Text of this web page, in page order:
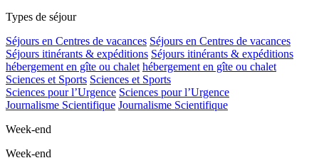
Types de séjour
Séjours en Centres de vacances Séjours en Centres de vacances
Séjours itinérants & expéditions Séjours itinérants & expéditions
hébergement en gîte ou chalet hébergement en gîte ou chalet
Sciences et Sports Sciences et Sports
Sciences pour l’Urgence Sciences pour l’Urgence
Journalisme Scientifique Journalisme Scientifique
Week-end
Week-end